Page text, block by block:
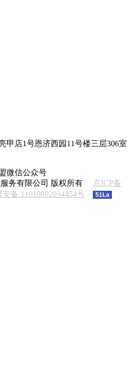
甲店1号恩济西园11号楼三层306室
微信公众号
务有限公司 版权所有
京ICP备
备 11010802034454号 51La